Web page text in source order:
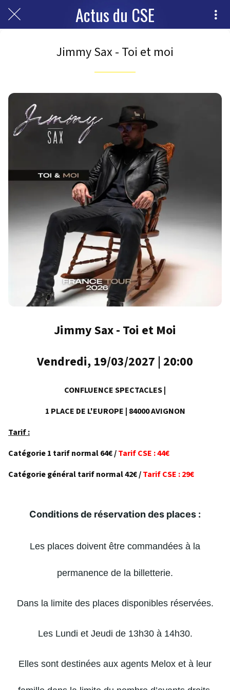
Actus du CSE
Jimmy Sax - Toi et moi
Jimmy Sax - Toi et Moi
Vendredi, 19/03/2027 | 20:00
CONFLUENCE SPECTACLES |
1 PLACE DE L'EUROPE | 84000 AVIGNON
Tarif :
Catégorie 1 tarif normal 64€ /Tarif CSE : 44€
Catégorie général tarif normal 42€/Tarif CSE : 29€
Conditions de réservation des places :
Les places doivent être commandées à la
permanence de la billetterie.
Dans la limite des places disponibles réservées.
Les Lundi et Jeudi de 13h30 à 14h30.
Elles sont destinées aux agents Melox et à leur